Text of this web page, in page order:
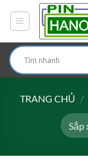
dung
TRANG CHỦ /